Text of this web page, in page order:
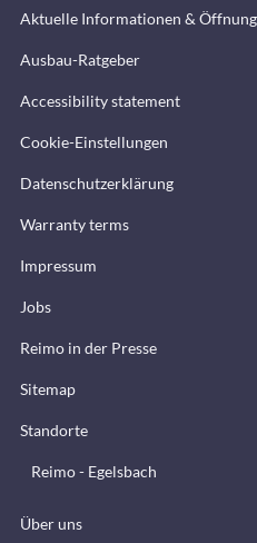
Aktuelle Informationen &
Ausbau-Ratgeber
Accessibility statement
Cookie-Einstellungen
Datenschutzerklärung
Warranty terms
Impressum
Jobs
Reimo in der Presse
Sitemap
Standorte
Reimo - Egelsbach
Über uns